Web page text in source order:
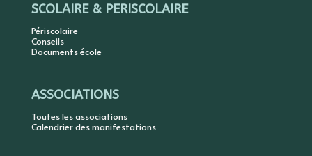
SCOLAIRE & PERISCOLAIRE
Périscolaire
Conseils
Documents école
ASSOCIATIONS
Toutes les associations
Calendrier des manifestations